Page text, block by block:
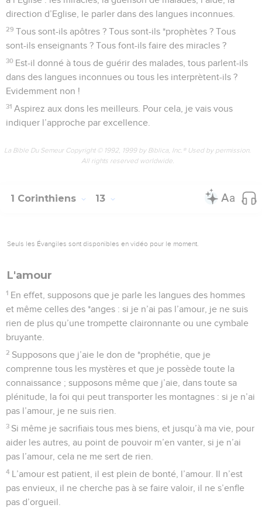
direction d’Eglise, le parler dans des langues inconnues.
29 Tous sont-ils apôtres ? Tous sont-ils *prophètes ? Tous
sont-ils enseignants ? Tous font-ils faire des miracles ?
30 Est-il donné à tous de guérir des malades, tous parlent-ils
dans des langues inconnues ou tous les interprètent-ils ?
Evidemment non !
31 Aspirez aux dons les meilleurs. Pour cela, je vais vous
indiquer l’approche par excellence.
La Bible Du Semeur Copyright © 1992, 1999 by Biblica, Inc.® Used by permission.
All rights reserved worldwide.
1 Corinthiens 13
Seuls les Évangiles sont disponibles en vidéo pour le moment.
L'amour
1 En effet, supposons que je parle les langues des hommes
et même celles des *anges : si je n’ai pas l’amour, je ne suis
rien de plus qu’une trompette claironnante ou une cymbale
bruyante.
2 Supposons que j’aie le don de *prophétie, que je
comprenne tous les mystères et que je possède toute la
connaissance ; supposons même que j’aie, dans toute sa
plénitude, la foi qui peut transporter les montagnes : si je n’ai
pas l’amour, je ne suis rien.
3 Si même je sacrifiais tous mes biens, et jusqu’à ma vie, pour
aider les autres, au point de pouvoir m’en vanter, si je n’ai
pas l’amour, cela ne me sert de rien.
4 L’amour est patient, il est plein de bonté, l’amour. Il n’est
pas envieux, il ne cherche pas à se faire valoir, il ne s’enfle
pas d’orgueil.